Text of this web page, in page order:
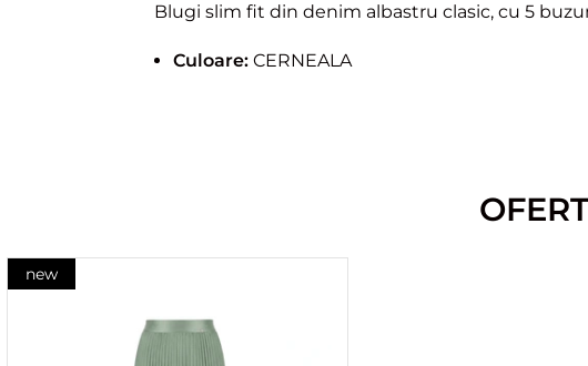
Blugi slim fit din denim albastru clasic, cu 5
Culoare: CERNEALA
new